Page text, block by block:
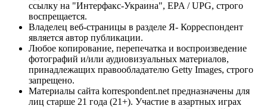
ссылку на "Интерфакс-Украина", EPA / UPG, строго
воспрещается.
Владелец веб-страницы в разделе Я- Корреспондент
является автор публикации.
Любое копирование, перепечатка и воспроизведение
фотографий и/или аудиовизуальных материалов,
принадлежащих правообладателю Getty Images, строго
запрещено.
Материалы сайта korrespondent.net предназначены для
лиц старше 21 года (21+). Участие в азартных играх